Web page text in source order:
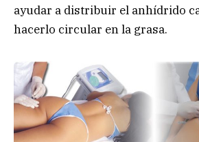
ayudar a distribuir el anhídrido
hacerlo circular en la grasa.